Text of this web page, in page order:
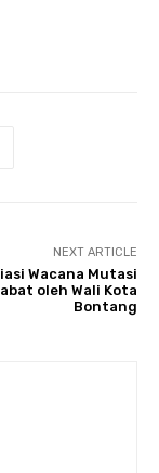
NEXT ARTICLE
Wacana Mutasi
oleh Wali Kota
Bontang